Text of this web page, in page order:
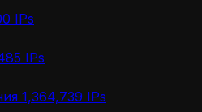
IPs
IPs
1,364,739 IPs